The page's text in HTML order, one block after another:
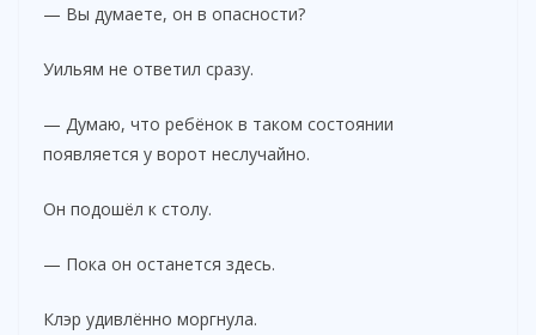
— Вы думаете, он в опасности?
Уильям не ответил сразу.
— Думаю, что ребёнок в таком состоянии
появляется у ворот неслучайно.
Он подошёл к столу.
— Пока он останется здесь.
Клэр удивлённо моргнула.